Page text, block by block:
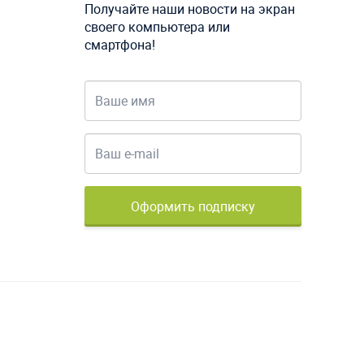
Получайте наши новости на экран
своего компьютера или
смартфона!
Оформить подписку